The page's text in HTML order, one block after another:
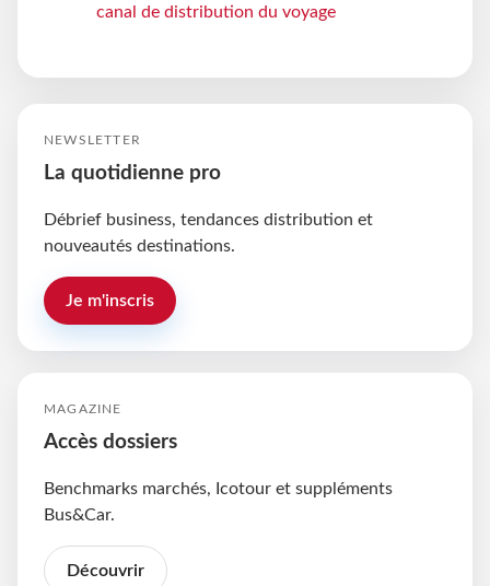
canal de distribution du voyage
NEWSLETTER
La quotidienne pro
Débrief business, tendances distribution et
nouveautés destinations.
Je m'inscris
MAGAZINE
Accès dossiers
Benchmarks marchés, Icotour et suppléments
Bus&Car.
Découvrir